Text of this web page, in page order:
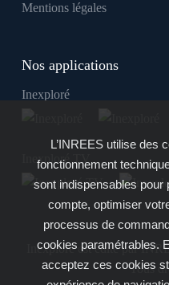
Mentions légales
Nos applications
Inexploré
Inexploré TV
Inexploré est édité par
Tous
L’INREES utilise des
fonctionnement
sont indispensables pour
compte, optimiser
processus de
cookies paramétrables.
acceptez ces cookies